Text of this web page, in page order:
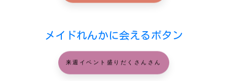
メイドれんかに会えるボタン
来週イベント盛りだくさんさん